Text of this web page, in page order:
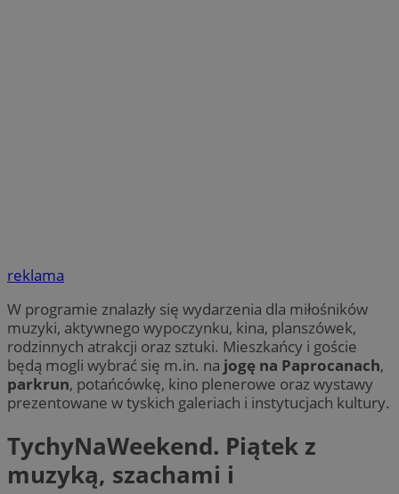
reklama
W programie znalazły się wydarzenia dla miłośników
muzyki, aktywnego wypoczynku, kina, planszówek,
rodzinnych atrakcji oraz sztuki. Mieszkańcy i goście
będą mogli wybrać się m.in. na jogę na Paprocanach,
parkrun, potańcówkę, kino plenerowe oraz wystawy
prezentowane w tyskich galeriach i instytucjach kultury.
TychyNaWeekend. Piątek z
muzyką, szachami i